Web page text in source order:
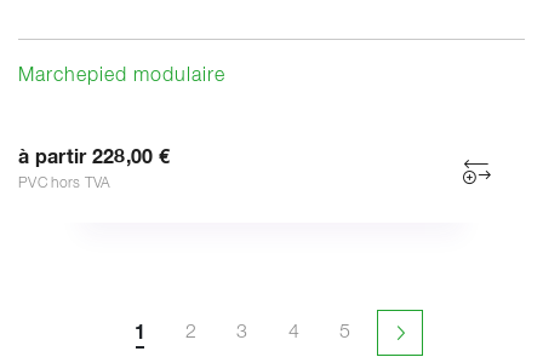
Marchepied modulaire
à partir 228,00 €
PVC hors TVA
1 2 3 4 5
Page suivante